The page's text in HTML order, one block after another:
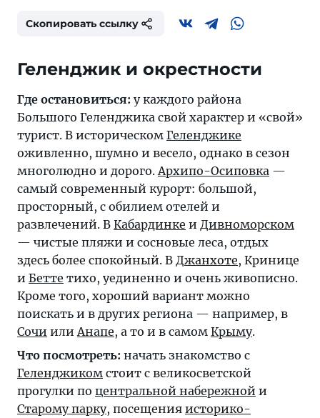
Скопировать ссылку
Где остановиться: у каждого района
Большого Геленджика свой характер и «свой»
турист. В историческом Геленджике
оживленно, шумно и весело, однако в сезон
многолюдно и дорого. Архипо-Осиповка —
самый современный курорт: большой,
просторный, с обилием отелей и
развлечений. В Кабардинке и Дивноморском
— чистые пляжи и сосновые леса, отдых
здесь более спокойный. В Джанхоте, Кринице
и Бетте тихо, уединенно и очень живописно.
Кроме того, хороший вариант можно
поискать и в других региона — например, в
Сочи или Анапе, а то и в самом Крыму.
Что посмотреть: начать знакомство с
Геленджиком стоит с великосветской
прогулки по центральной набережной и
Старому парку, посещения историко-